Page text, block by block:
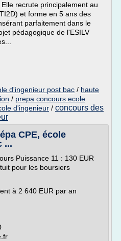
recrute principalement au
et forme en 5 ans des
parfaitement dans le
pédagogique de l'ESILV
d'ingenieur post bac / haute
/ prepa concours ecole
d'ingenieur / concours des
CPE, école
...
Puissance 11 : 130 EUR
pour les boursiers
à 2 640 EUR par an